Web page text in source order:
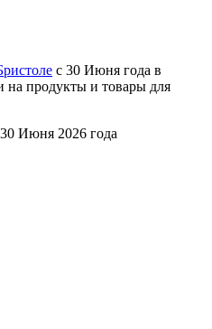
с 30 Июня года в
на продукты и товары для
Июня 2026 года